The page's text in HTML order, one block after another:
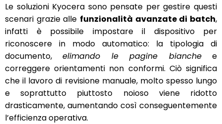
Le soluzioni Kyocera sono pensate per gestire questi
scenari grazie alle funzionalità avanzate di batch,
infatti è possibile impostare il dispositivo per
riconoscere in modo automatico: la tipologia di
documento,elimando le pagine bianchee
correggere orientamenti non conformi. Ciò significa
che il lavoro di revisione manuale, molto spesso lungo
e soprattutto piuttosto noioso viene ridotto
drasticamente, aumentando così conseguentemente
l’efficienza operativa.